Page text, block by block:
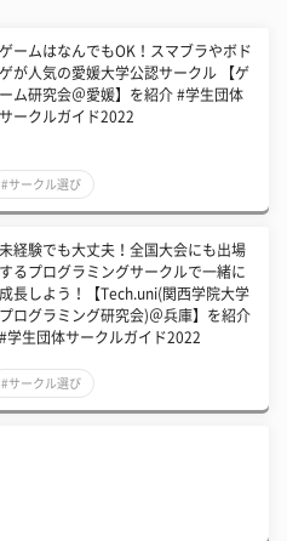
ゲームはなんでもOK！スマブラやボド
ゲが人気の愛媛大学公認サークル 【ゲ
ーム研究会＠愛媛】を紹介 #学生団体
サークルガイド2022
#サークル選び
未経験でも大丈夫！全国大会にも出場
するプログラミングサークルで一緒に
成長しよう！【Tech.uni(関西学院大学
プログラミング研究会)＠兵庫】を紹介
#学生団体サークルガイド2022
#サークル選び